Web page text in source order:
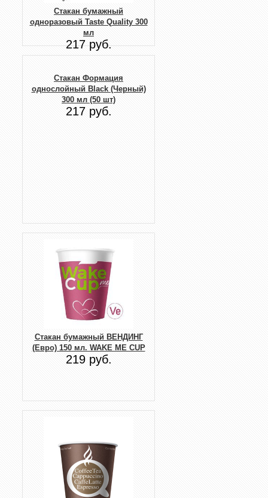
Стакан бумажный
одноразовый Taste Quality 300
мл
217 руб.
Стакан Формация
однослойный Black (Черный)
300 мл (50 шт)
217 руб.
Стакан бумажный ВЕНДИНГ
(Евро) 150 мл. WAKE ME CUP
219 руб.